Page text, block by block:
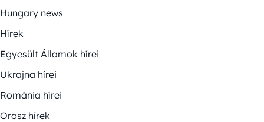
Hungary news
Hírek
Egyesült Államok hírei
Ukrajna hírei
Románia hírei
Orosz hírek